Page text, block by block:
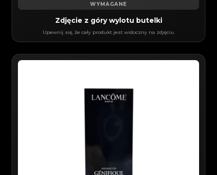
WYMAGANE
Zdjęcie z góry wylotu butelki
Upewnij się, że cały produkt jest widoczny na zdjęciu.